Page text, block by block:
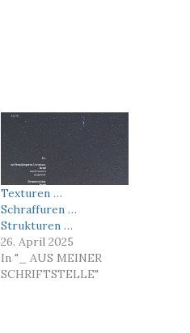
Texturen …
Schraffuren …
Strukturen …
26. April 2025
In "_ AUS MEINER
SCHRIFTSTELLE"